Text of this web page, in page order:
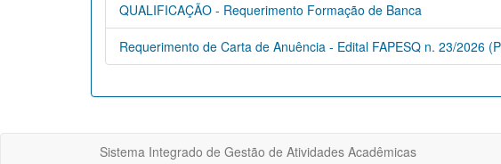
QUALIFICAÇÃO - Requerimento Formação de Banca
Requerimento de Carta de Anuência - Edital FAPESQ n. 23/2026
Sistema Integrado de Gestão de Atividades Acadêmicas